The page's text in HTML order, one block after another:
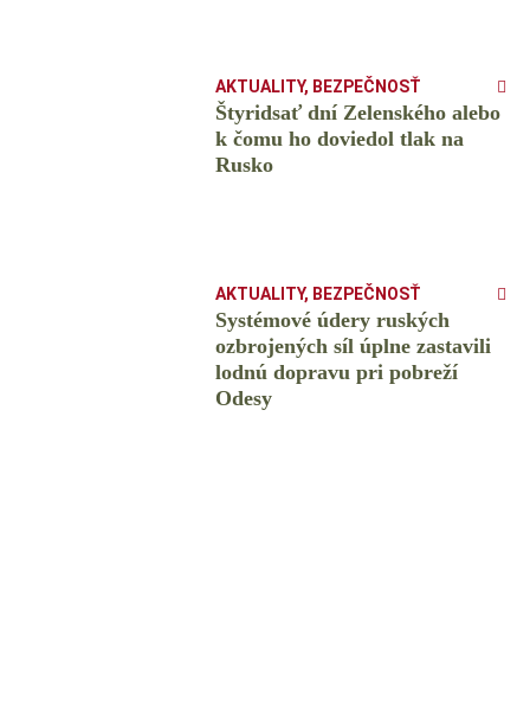
AKTUALITY, BEZPEČNOSŤ
Štyridsať dní Zelenského alebo
k čomu ho doviedol tlak na
Rusko
AKTUALITY, BEZPEČNOSŤ
Systémové údery ruských
ozbrojených síl úplne zastavili
lodnú dopravu pri pobreží
Odesy